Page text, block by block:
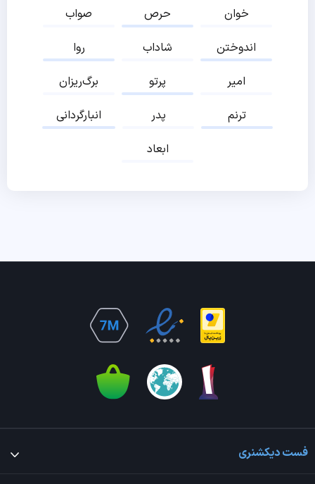
صواب
حرص
خوان
روا
شاداب
اندوختن
برگ‌ریزان
پرتو
امیر
انبارگردانی
پدر
ترنم
ابعاد
فست دیکشنری